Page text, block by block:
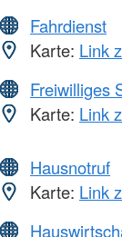
Fahrdienst
Karte: Link
Freiwilliges
Karte: Link
Hausnotruf
Karte: Link